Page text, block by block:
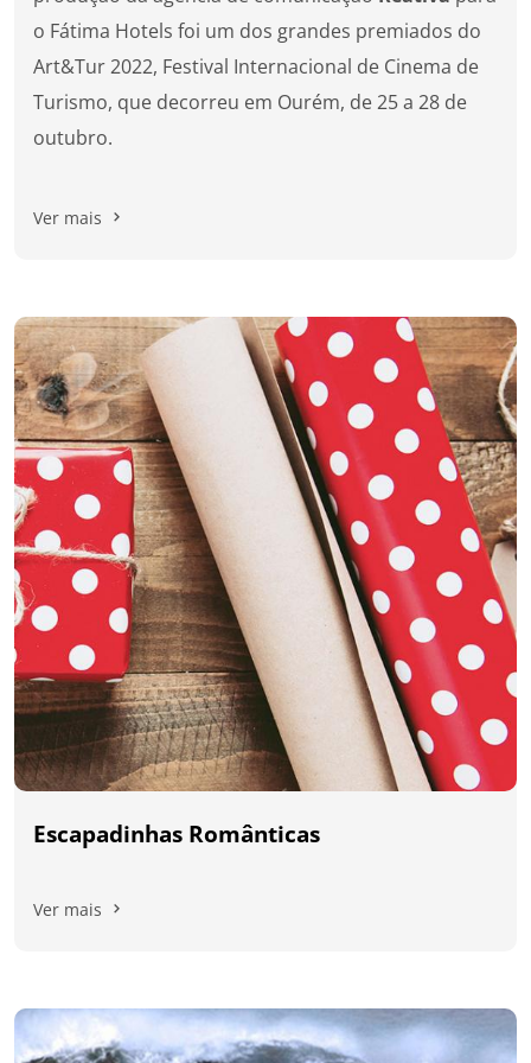
o Fátima Hotels foi um dos grandes premiados do
Art&Tur 2022, Festival Internacional de Cinema de
Turismo, que decorreu em Ourém, de 25 a 28 de
outubro.
Ver mais
Escapadinhas Românticas
Ver mais